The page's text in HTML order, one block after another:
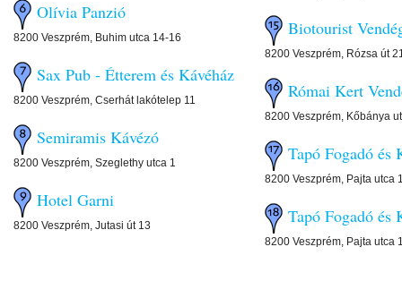
Olívia Panzió
8200 Veszprém, Buhim utca 14-16
Sax Pub - Étterem és Kávéház
8200 Veszprém, Cserhát lakótelep 11
Semiramis Kávézó
8200 Veszprém, Szeglethy utca 1
Hotel Garni
8200 Veszprém, Jutasi út 13
Biotourist
8200 Veszprém, Rózsa út
Római Kert
8200 Veszprém, Kőbánya
Tapó Fogadó
8200 Veszprém, Pajta utca
Tapó Fogadó
8200 Veszprém, Pajta utca